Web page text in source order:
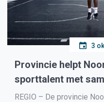
3
Provincie helpt
sporttalent met
van Gennip Talent
REGIO – De provincie